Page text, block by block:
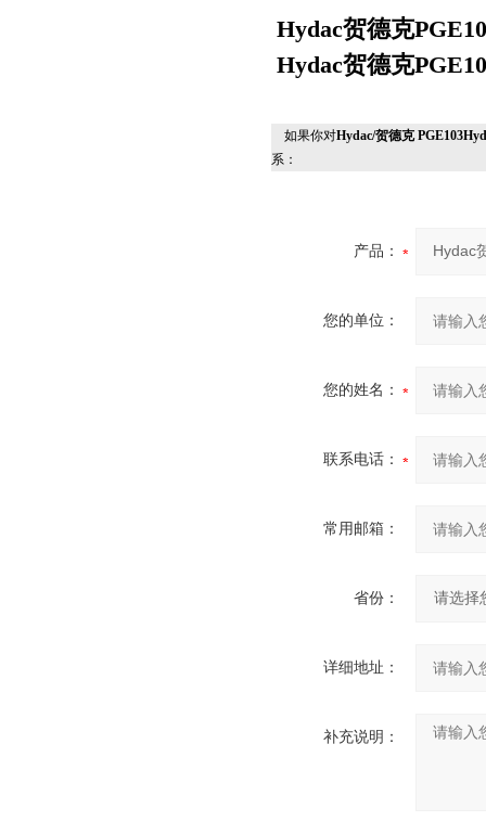
Hydac贺德克
Hydac贺德克
如果你对Hydac/贺德克
系：
产品：
您的单位：
您的姓名：
联系电话：
常用邮箱：
省份：
详细地址：
补充说明：